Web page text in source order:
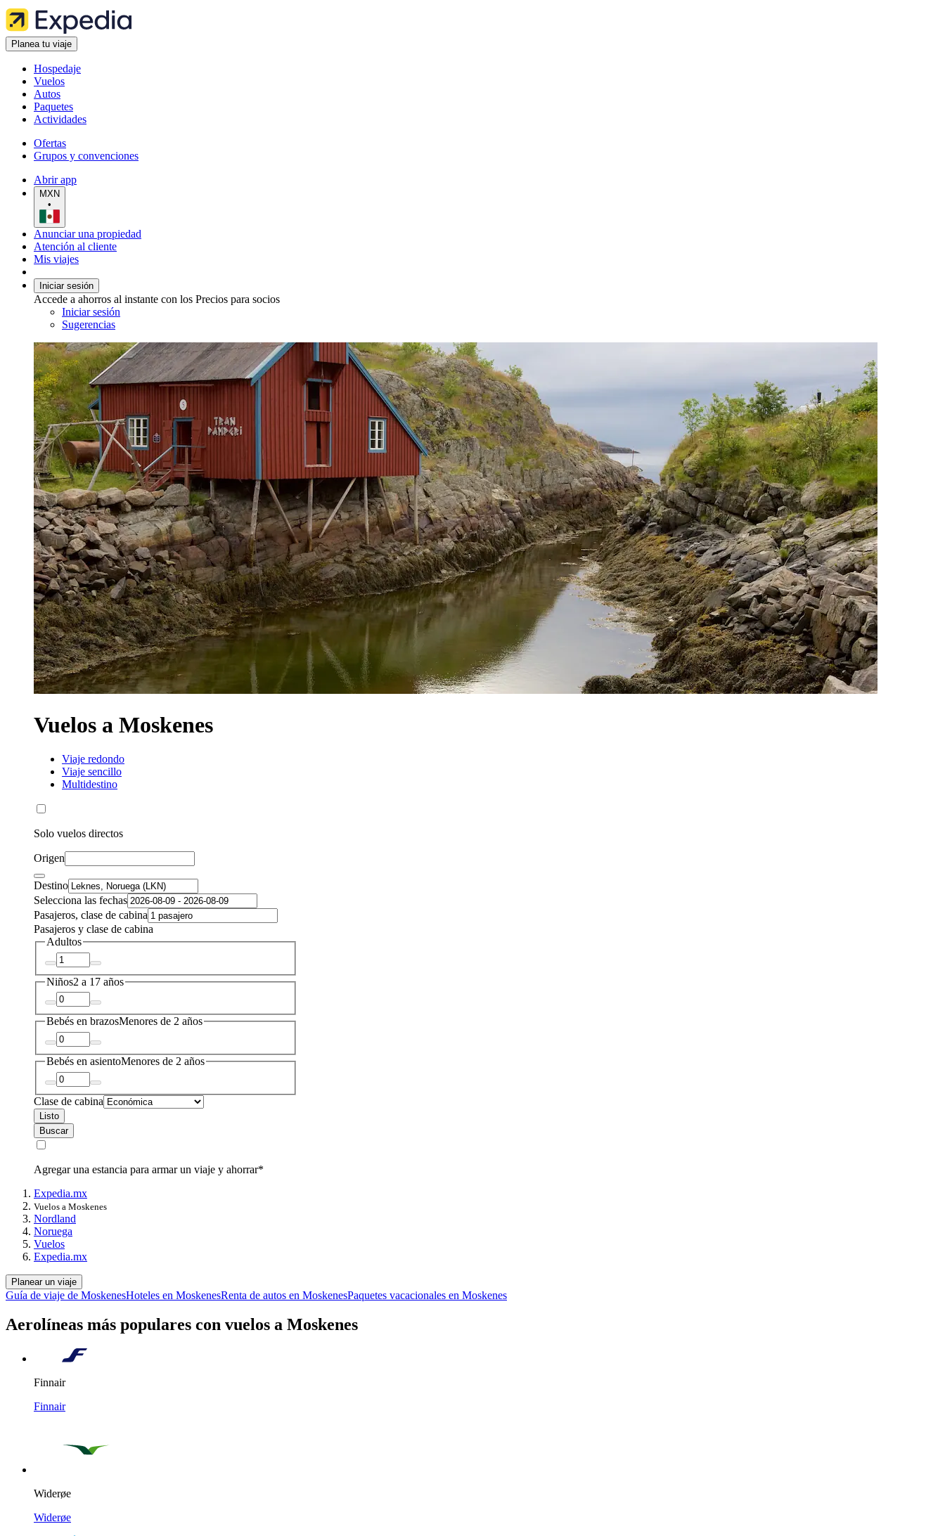
Planea tu viaje
Hospedaje
Vuelos
Autos
Paquetes
Actividades
Ofertas
Grupos y convenciones
Abrir app
MXN
•
Anunciar una propiedad
Atención al cliente
Mis viajes
Iniciar sesión
Accede a ahorros al instante con los Precios para socios
Iniciar sesión
Sugerencias
Vuelos a Moskenes
Viaje redondo
Viaje sencillo
Multidestino
Solo vuelos directos
Origen
Destino
Selecciona las fechas
Pasajeros, clase de cabina
Pasajeros y clase de cabina
Adultos
Niños2 a 17 años
Bebés en brazosMenores de 2 años
Bebés en asientoMenores de 2 años
Clase de cabina
Listo
Buscar
Agregar una estancia para armar un viaje y ahorrar*
Expedia.mx
Vuelos a Moskenes
Nordland
Noruega
Vuelos
Expedia.mx
Planear un viaje
Guía de viaje de MoskenesHoteles en MoskenesRenta de autos en MoskenesPaquetes vacacionales en Moskenes
Aerolíneas más populares con vuelos a Moskenes
Finnair
Finnair
Widerøe
Widerøe